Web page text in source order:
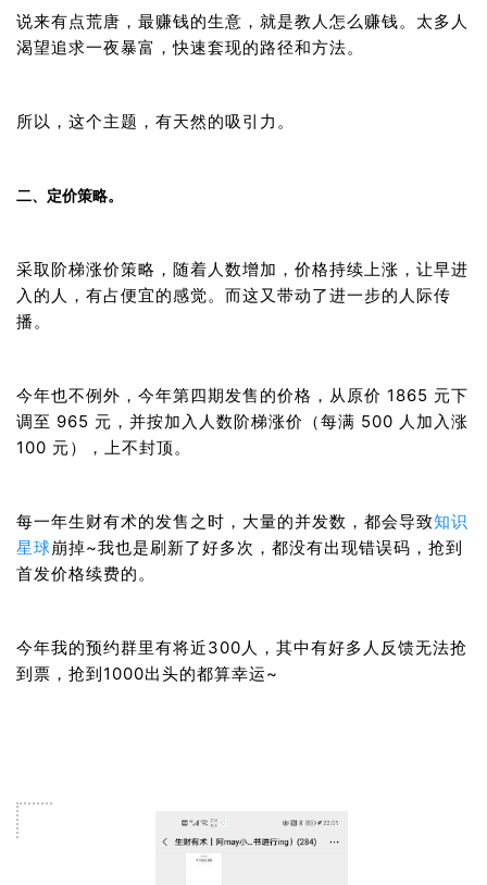
说来有点荒唐，最赚钱的生意，就是教人怎么赚钱。太多人
渴望追求一夜暴富，快速套现的路径和方法。
所以，这个主题，有天然的吸引力。
二、定价策略。
采取阶梯涨价策略，随着人数增加，价格持续上涨，让早进
入的人，有占便宜的感觉。而这又带动了进一步的人际传
播。
今年也不例外，今年第四期发售的价格，从原价 1865 元下
调至 965 元，并按加入人数阶梯涨价（每满 500 人加入涨
100 元），上不封顶。
每一年生财有术的发售之时，大量的并发数，都会导致知识
星球崩掉~我也是刷新了好多次，都没有出现错误码，抢到
首发价格续费的。
今年我的预约群里有将近300人，其中有好多人反馈无法抢
到票，抢到1000出头的都算幸运~